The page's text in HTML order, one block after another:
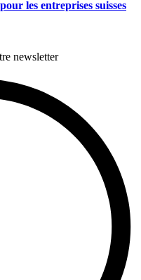
les entreprises suisses
newsletter